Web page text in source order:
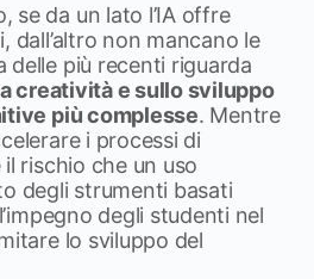
se da un lato l’IA offre
dall’altro non mancano le
delle più recenti riguarda
creatività e sullo sviluppo
più complesse. Mentre
i processi di
rischio che un uso
degli strumenti basati
degli studenti nel
lo sviluppo del